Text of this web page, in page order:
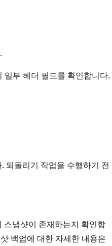
부 헤더 필드를 확인합니다.
되돌리기 작업을 수행하기 전
스냅샷이 존재하는지 확인합
백업에 대한 자세한 내용은